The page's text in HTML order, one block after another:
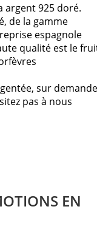
argent 925 doré.
de la gamme
espagnole
qualité est le
sur
pas à nous
EN